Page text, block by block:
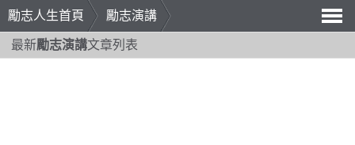
勵志人生首頁
勵志演講
導
最新勵志演講文章列表